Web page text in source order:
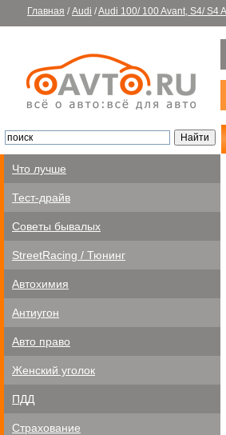
Главная / Audi /Audi 100/ 100 Avant, S4/ S4
Что лучше
Тест-драйв
Советы бывалых
StreetRacing / Тюнинг
Автохимия
Антиугон
Авто право
Женский уголок
ПДД
Страхование